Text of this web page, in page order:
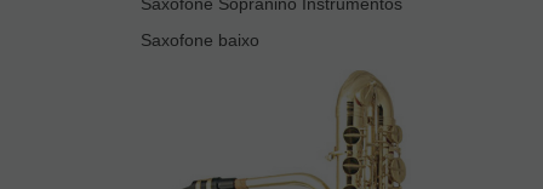
Saxofone baixo